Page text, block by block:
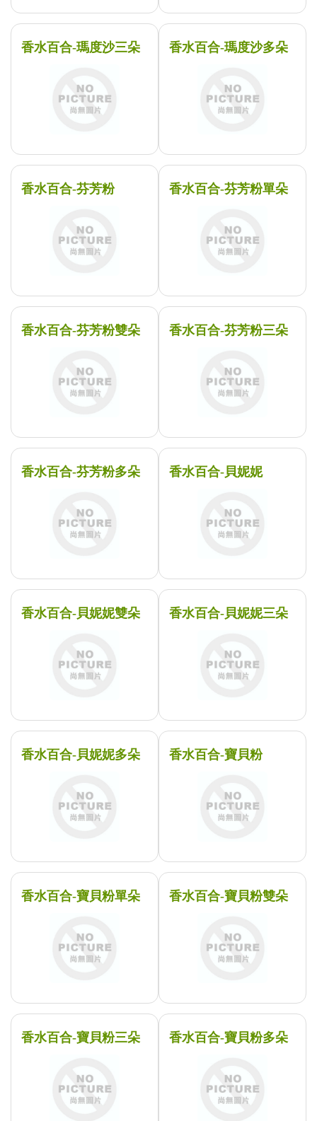
香水百合-瑪度沙三朵 香水百合-瑪度沙多朵
香水百合-芬芳粉 香水百合-芬芳粉單朵
香水百合-芬芳粉雙朵 香水百合-芬芳粉三朵
香水百合-芬芳粉多朵 香水百合-貝妮妮
香水百合-貝妮妮雙朵 香水百合-貝妮妮三朵
香水百合-貝妮妮多朵 香水百合-寶貝粉
香水百合-寶貝粉單朵 香水百合-寶貝粉雙朵
香水百合-寶貝粉三朵 香水百合-寶貝粉多朵